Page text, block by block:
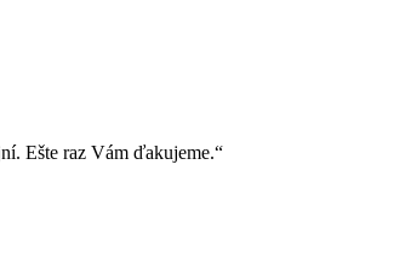
Ešte raz Vám ďakujeme.“